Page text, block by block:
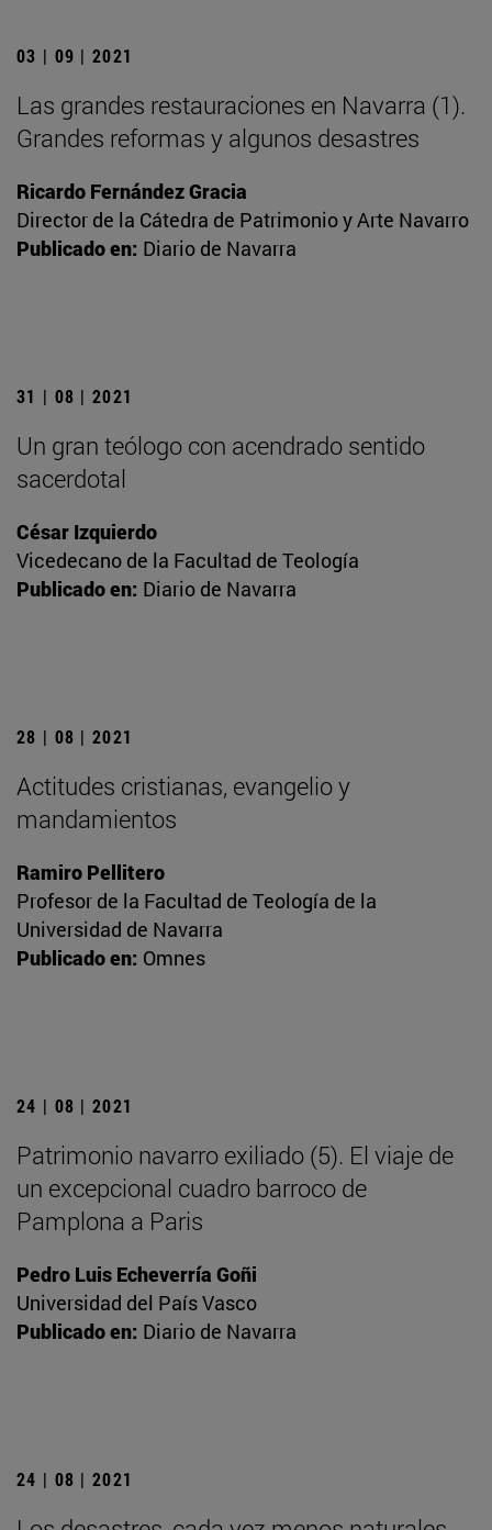
03 | 09 | 2021
Las grandes restauraciones en Navarra (1).
Grandes reformas y algunos desastres
Ricardo Fernández Gracia
Director de la Cátedra de Patrimonio y Arte Navarro
Publicado en: Diario de Navarra
31 | 08 | 2021
Un gran teólogo con acendrado sentido
sacerdotal
César Izquierdo
Vicedecano de la Facultad de Teología
Publicado en: Diario de Navarra
28 | 08 | 2021
Actitudes cristianas, evangelio y
mandamientos
Ramiro Pellitero
Profesor de la Facultad de Teología de la
Universidad de Navarra
Publicado en: Omnes
24 | 08 | 2021
Patrimonio navarro exiliado (5). El viaje de
un excepcional cuadro barroco de
Pamplona a Paris
Pedro Luis Echeverría Goñi
Universidad del País Vasco
Publicado en: Diario de Navarra
24 | 08 | 2021